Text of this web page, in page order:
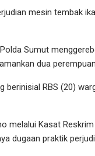
mesin tembak
Sumut
dua
berinisial RBS (20)
melalui Kasat
dugaan praktik